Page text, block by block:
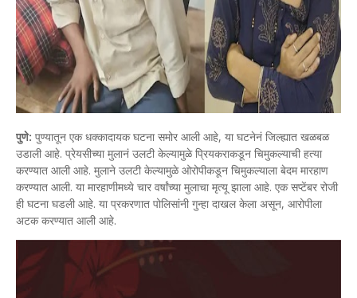
पुणे: पुण्यातून एक धक्कादायक घटना समोर आली आहे, या घटनेनं जिल्ह्यात खळबळ
उडाली आहे. प्रेयसीच्या मुलानं उलटी केल्यामुळे प्रियकराकडून चिमुकल्याची हत्या
करण्यात आली आहे. मुलाने उलटी केल्यामुळे ओरोपीकडून चिमुकल्याला बेदम मारहाण
करण्यात आली. या मारहाणीमध्ये चार वर्षांच्या मुलाचा मृत्यू झाला आहे. एक सप्टेंबर रोजी
ही घटना घडली आहे. या प्रकरणात पोलिसांनी गुन्हा दाखल केला असून, आरोपीला
अटक करण्यात आली आहे.